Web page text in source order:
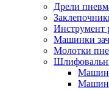
Дрели
Инструмент
Машинки
Молотки